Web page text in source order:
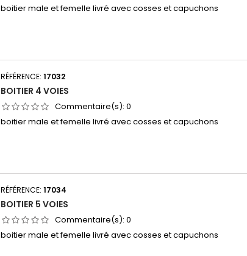
boitier male et femelle livré avec cosses et capuchons
RÉFÉRENCE: 17032
BOITIER 4 VOIES
Commentaire(s): 0
boitier male et femelle livré avec cosses et capuchons
RÉFÉRENCE: 17034
BOITIER 5 VOIES
Commentaire(s): 0
boitier male et femelle livré avec cosses et capuchons